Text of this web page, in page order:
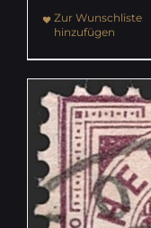
Zur Wunschliste
hinzufügen